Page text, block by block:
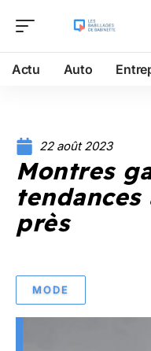
Actu Auto
22 août 2023
Montres
près
MODE